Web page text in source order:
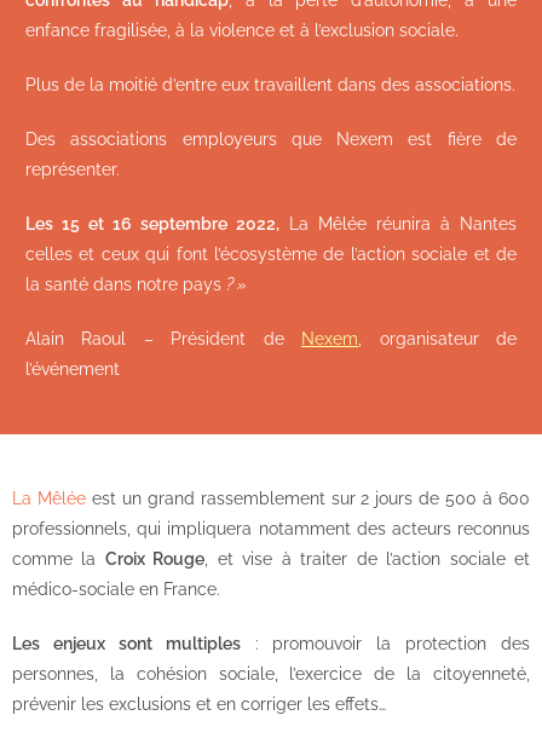
enfance fragilisée, à la violence et à l’exclusion sociale.
Plus de la moitié d’entre eux travaillent dans des associations.
Des associations employeurs que Nexem est fière de
représenter.
Les 15 et 16 septembre 2022, La Mêlée réunira à Nantes
celles et ceux qui font l’écosystème de l’action sociale et de
la santé dans notre pays ? »
Alain Raoul – Président de Nexem , organisateur de
l’événement
La Mêléeest un grand rassemblement sur 2 jours de 500 à 600
professionnels, qui impliquera notamment des acteurs reconnus
comme la Croix Rouge , et vise à traiter de l’action sociale et
médico-sociale en France.
Les enjeux sont multiples: promouvoir la protection des
personnes, la cohésion sociale, l’exercice de la citoyenneté,
prévenir les exclusions et en corriger les effets…